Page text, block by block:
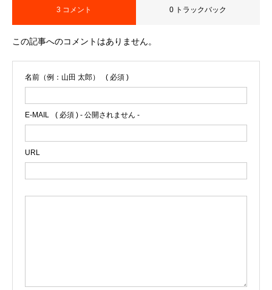
3 コメント 0 トラックバック
この記事へのコメントはありません。
名前（例：山田 太郎） ( 必須 )
E-MAIL ( 必須 ) - 公開されません -
URL